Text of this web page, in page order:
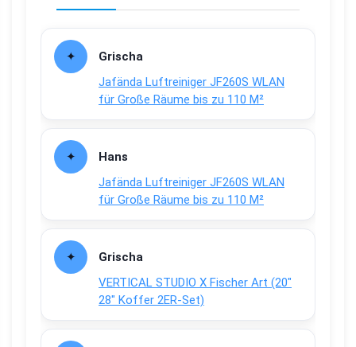
Grischa
Jafända Luftreiniger JF260S WLAN
für Große Räume bis zu 110 M²
Hans
Jafända Luftreiniger JF260S WLAN
für Große Räume bis zu 110 M²
Grischa
VERTICAL STUDIO X Fischer Art (20″
28″ Koffer 2ER-Set)